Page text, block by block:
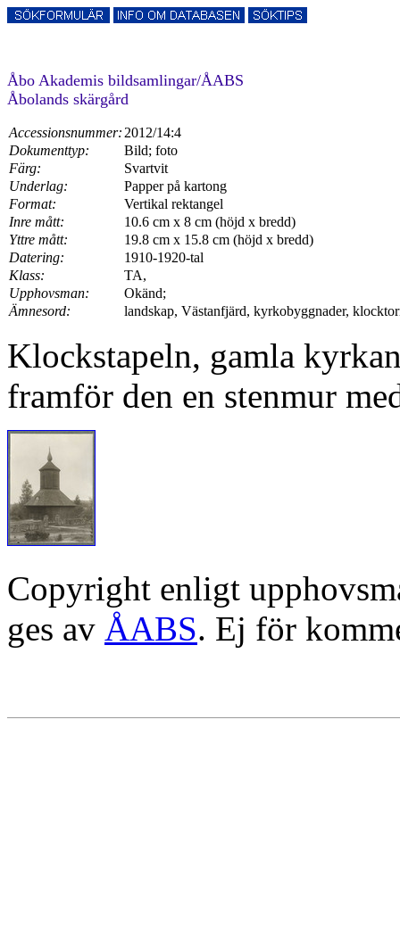
Åbo Akademis bildsamlingar/ÅABS
Åbolands skärgård
Accessionsnummer: 2012/14:4
Dokumenttyp:
Bild; foto
Färg:
Svartvit
Underlag:
Papper på kartong
Format:
Vertikal rektangel
Inre mått:
10.6 cm x 8 cm (höjd x bredd)
Yttre mått:
19.8 cm x 15.8 cm (höjd x bredd)
Datering:
1910-1920-tal
Klass:
TA,
Upphovsman:
Okänd;
Ämnesord:
landskap, Västanfjärd, kyrkobyggnader,
Klockstapeln, gamla
framför den en stenmur
Copyright enligt
ges av ÅABS. Ej för